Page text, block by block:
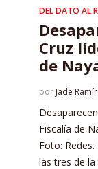
DEL DATO AL
Cruz
de
por Jade
Fiscalía de
Foto:
las tres de